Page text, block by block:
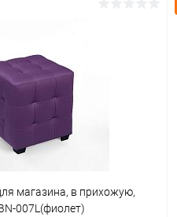
магазина, в прихожую,
007L(фиолет)